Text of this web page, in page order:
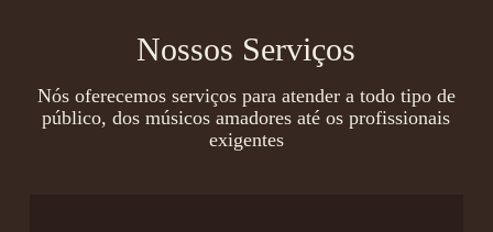
Nossos Serviços
Nós oferecemos serviços para atender a todo tipo de
público, dos músicos amadores até os profissionais
exigentes